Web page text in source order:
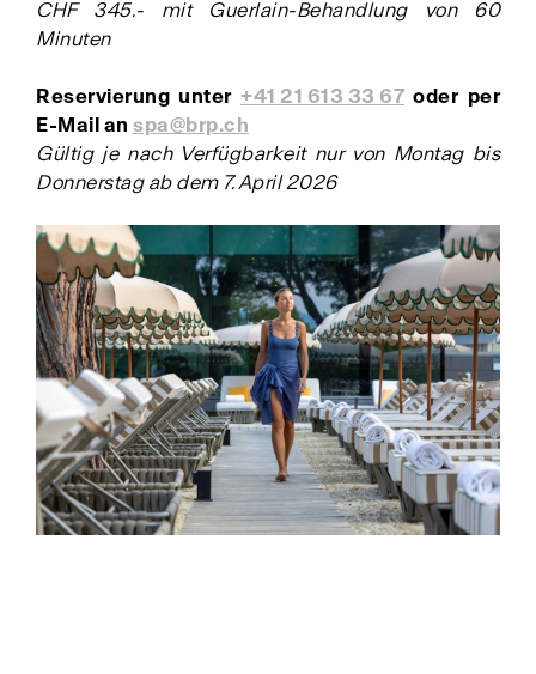
CHF 345.- mit Guerlain-Behandlung von 60
Minuten
Reservierung unter +41 21 613 33 67 oder per
E-Mail an spa@brp.ch
Gültig je nach Verfügbarkeit nur von Montag bis
Donnerstag ab dem 7. April 2026